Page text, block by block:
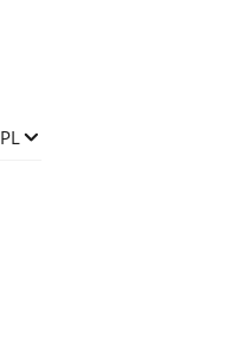
Zmień język
PL